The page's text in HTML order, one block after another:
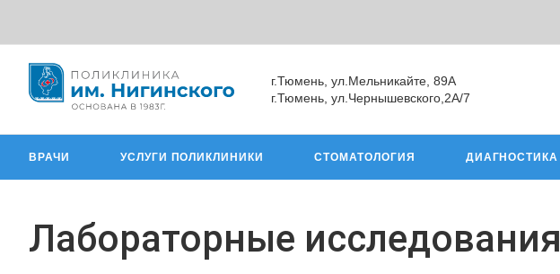
г.Тюмень, ул.Мельникайте, 89А
г.Тюмень, ул.Чернышевского,2А/7
ВРАЧИ УСЛУГИ ПОЛИКЛИНИКИ СТОМАТОЛОГИЯ ДИАГНОСТИКА
Лабораторные исследования